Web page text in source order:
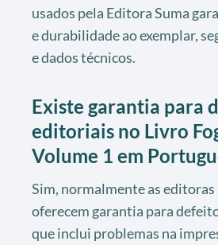
usados pela Editora Suma
e durabilidade ao exemplar,
e dados técnicos.
Existe garantia para
editoriais no Livro
Volume 1 em
Sim, normalmente as
oferecem garantia para
que inclui problemas na